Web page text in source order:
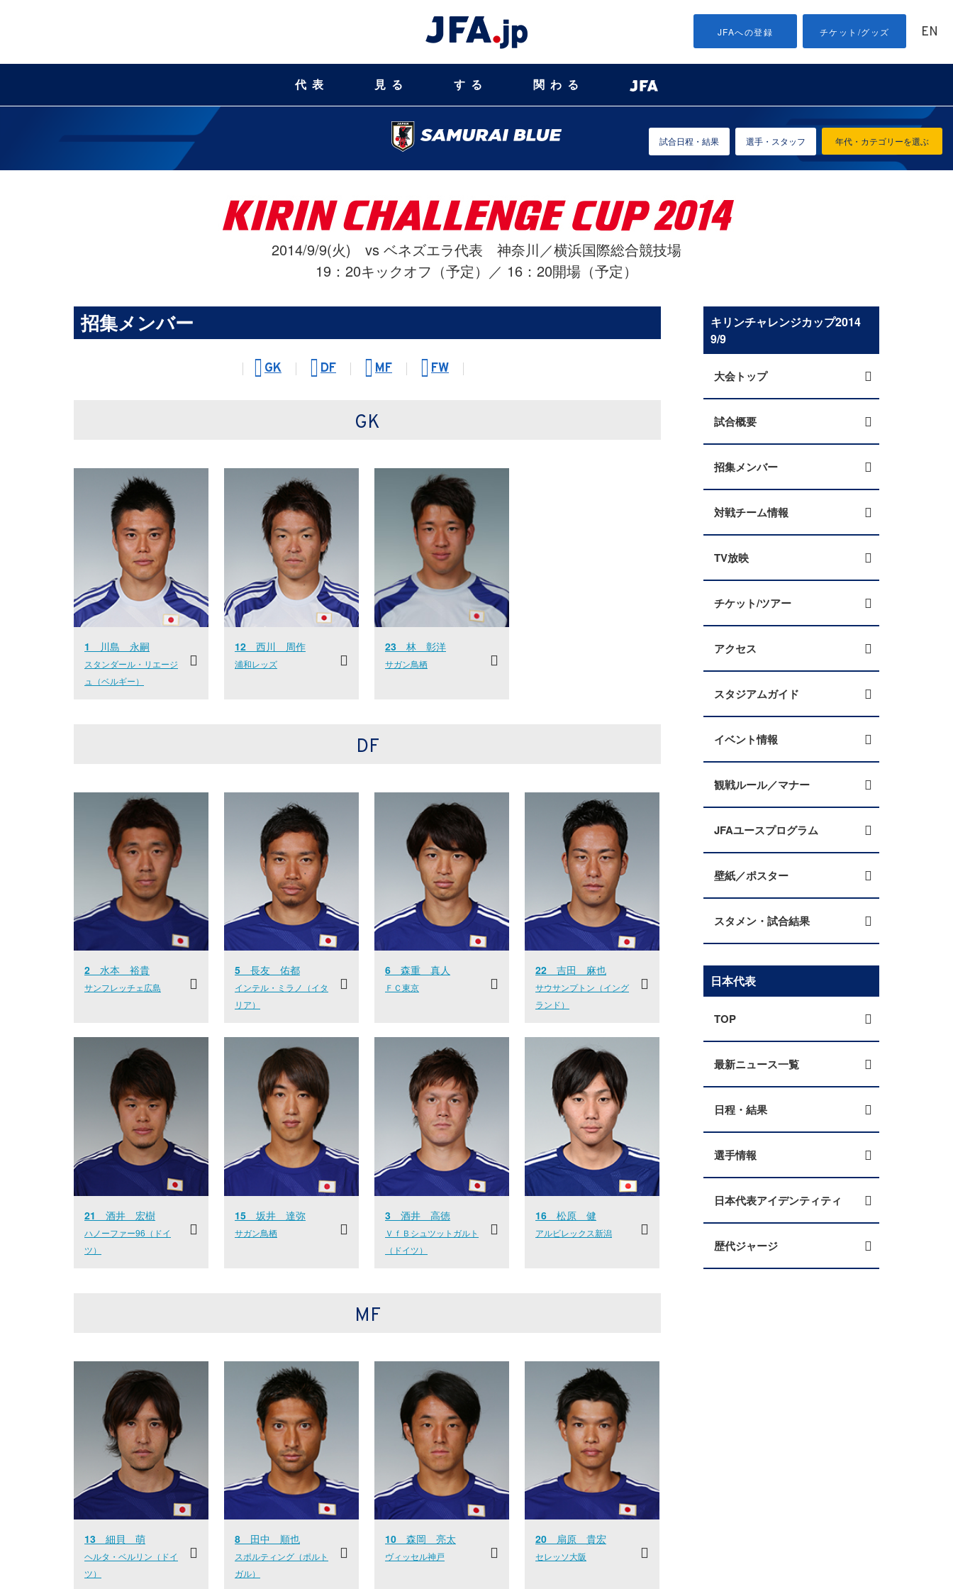
JFAへの登録 チケット/グッズ EN
代表 見る する 関わる
年代・カテゴリーを選ぶ
試合日程・結果 選手・スタッフ
2014/9/9(火) vs ベネズエラ代表 神奈川／横浜国際総合競技場
19：20キックオフ（予定）／ 16：20開場（予定）
招集メンバー
GK DF MF FW
GK
1 川島 永嗣
スタンダール・リエージ
ュ（ベルギー）
12 西川 周作
浦和レッズ
23 林 彰洋
サガン鳥栖
DF
2 水本 裕貴
サンフレッチェ広島
5 長友 佑都
インテル・ミラノ（イタ
リア）
6 森重 真人
ＦＣ東京
22 吉田 麻也
サウサンプトン（イング
ランド）
21 酒井 宏樹
ハノーファー96（ドイ
ツ）
15 坂井 達弥
サガン鳥栖
3 酒井 高徳
ＶｆＢシュツットガルト
（ドイツ）
16 松原 健
アルビレックス新潟
MF
13 細貝 萌
ヘルタ・ベルリン（ドイ
ツ）
8 田中 順也
スポルティング（ポルト
ガル）
10 森岡 亮太
ヴィッセル神戸
20 扇原 貴宏
セレッソ大阪
キリンチャレンジカップ2014
9/9
大会トップ
試合概要
招集メンバー
対戦チーム情報
TV放映
チケット/ツアー
アクセス
スタジアムガイド
イベント情報
観戦ルール／マナー
JFAユースプログラム
壁紙／ポスター
スタメン・試合結果
日本代表
TOP
最新ニュース一覧
日程・結果
選手情報
日本代表アイデンティティ
歴代ジャージ